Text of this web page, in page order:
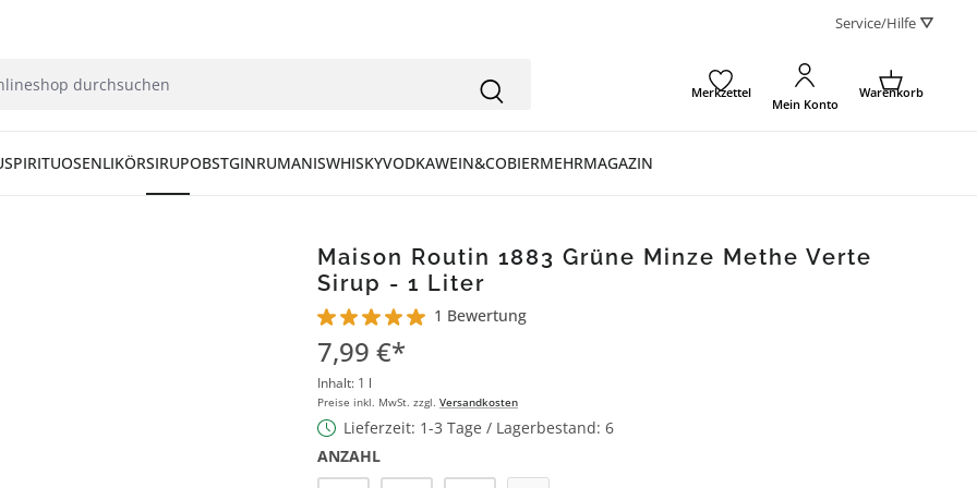
Service/Hilfe ⛛
Merkzettel
Mein Konto
Warenkorb
SPIRITUOSENLIKÖRSIRUPOBSTGINRUMANISWHISKYVODKAWEIN&COBIERMEHRMAGAZIN
Maison Routin 1883 Grüne Minze Methe Verte
Sirup - 1 Liter
Durchschnittliche Bewertung von 5 von 5 Sternen
1 Bewertung
7,99 €*
Inhalt: 1 l
Preise inkl. MwSt. zzgl. Versandkosten
Lieferzeit: 1-3 Tage / Lagerbestand: 6
ANZAHL